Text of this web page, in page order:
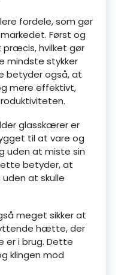
fordele, som gør
Først og
hvilket gør
mindste stykker
betyder også, at
mere effektivt,
glasskærer er
til at vare og
uden at miste sin
betyder, at
at skulle
meget sikker at
hætte, der
er i brug. Dette
klingen mod